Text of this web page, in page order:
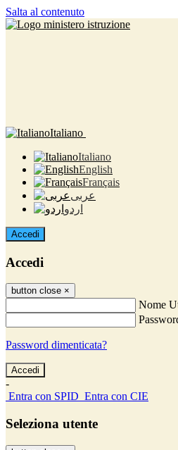
Salta al contenuto
Italiano
Italiano
English
Français
عربى
اردو
Accedi
Accedi
button close ×
Nome
Password dimenticata?
-
Entra con SPID Entra con CIE
Seleziona utente